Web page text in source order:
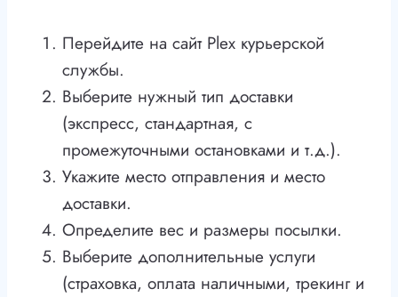
Перейдите на сайт Plex курьерской
службы.
Выберите нужный тип доставки
(экспресс, стандартная, с
промежуточными остановками и т.д.).
Укажите место отправления и место
доставки.
Определите вес и размеры посылки.
Выберите дополнительные услуги
(страховка, оплата наличными, трекинг и